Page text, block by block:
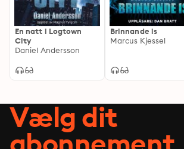
En natt i Logtown
City
Daniel Andersson
Brinnande is
Marcus Kjessel
Vælg dit